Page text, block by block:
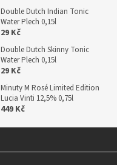
Double Dutch Indian Tonic
Water Plech 0,15l
29 Kč
Double Dutch Skinny Tonic
Water Plech 0,15l
29 Kč
Minuty M Rosé Limited Edition
Lucia Vinti 12,5% 0,75l
449 Kč